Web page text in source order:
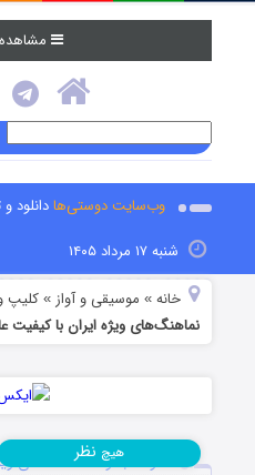
وب‌سایت دوستی‌هادانلود
شنبه ۱۷ مرداد ۱۴۰۵
خانه » موسیقی و آواز »کلیپ
نماهنگ‌های ویژه ایران با کیفیت
دانلود مجموعه نماهنگ‌های
هیچ نظر